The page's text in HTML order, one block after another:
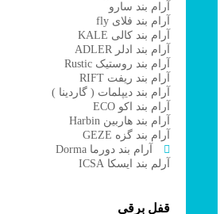
آرام بند سارو
آرام بند فلای fly
آرام بند کالی KALE
آرام بند ادلر ADLER
آرام بند روستیک Rustic
آرام بند ریفت RIFT
آرام بند دیپلمات ( گاردینا )
آرام بند اکو ECO
آرام بند هاربین Harbin
آرام بند گزه GEZE
آرام بند دورما Dorma
آرلم بند ایسکا ICSA
قفل برقی